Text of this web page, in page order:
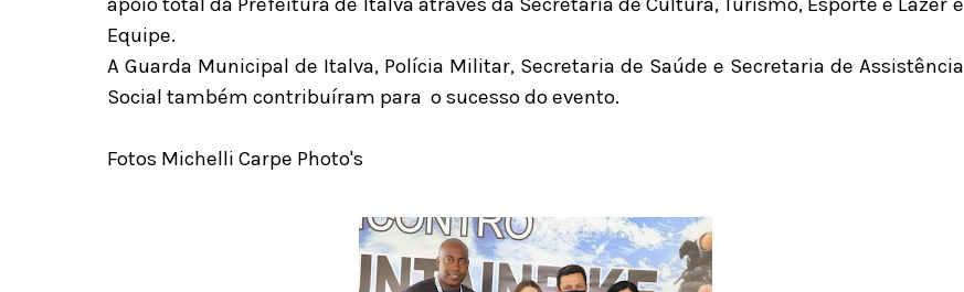
Equipe.
A Guarda Municipal de Italva, Polícia Militar, Secretaria de Saúde e Secretaria de Assistência
Social também contribuíram para o sucesso do evento.
Fotos Michelli Carpe Photo's